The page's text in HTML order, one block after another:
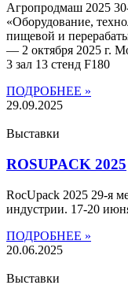
Агропродмаш 2025
«Оборудование,
пищевой и
— 2 октября 2025 г.
3 зал 13 стенд F180
ПОДРОБНЕЕ »
29.09.2025
Выставки
ROSUPACK 2025
RocUpack 2025 29-я
индустрии. 17-20
ПОДРОБНЕЕ »
20.06.2025
Выставки